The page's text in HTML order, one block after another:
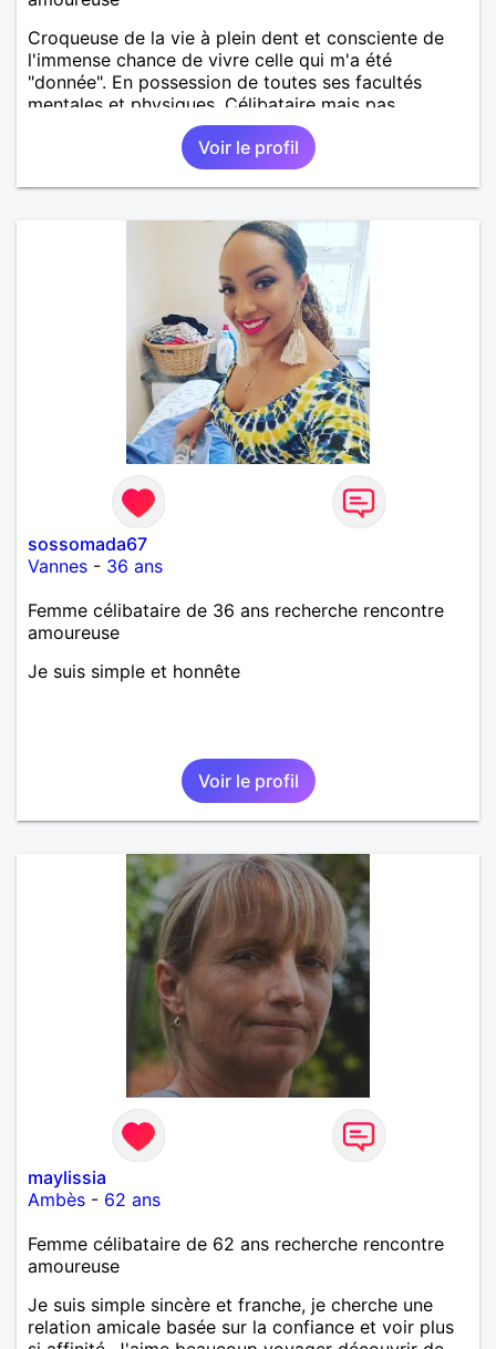
Croqueuse de la vie à plein dent et consciente de
l'immense chance de vivre celle qui m'a été
"donnée". En possession de toutes ses facultés
mentales et physiques. Célibataire mais pas
solitaire, je mène une vie bien remplie. Je ne suis
pas sur ce site par dépit, ni en tant que
représentatrice de la Femme Divorcée Mal dans sa
peau. A bientôt.
Voir le profil
sossomada67
Vannes - 36 ans
Femme célibataire de 36 ans recherche rencontre
amoureuse
Je suis simple et honnête
Voir le profil
maylissia
Ambès - 62 ans
Femme célibataire de 62 ans recherche rencontre
amoureuse
Je suis simple sincère et franche, je cherche une
relation amicale basée sur la confiance et voir plus